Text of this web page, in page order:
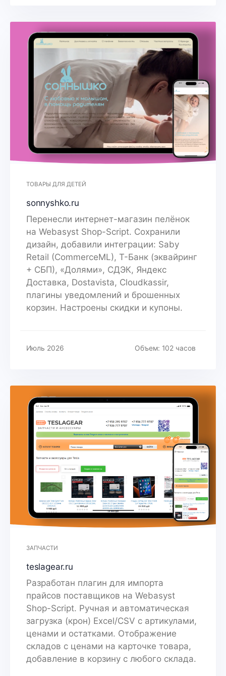
ТОВАРЫ ДЛЯ ДЕТЕЙ
sonnyshko.ru
Перенесли интернет-магазин пелёнок
на Webasyst Shop-Script. Сохранили
дизайн, добавили интеграции: Saby
Retail (CommerceML), Т-Банк (эквайринг
+ СБП), «Долями», СДЭК, Яндекс
Доставка, Dostavista, Cloudkassir,
плагины уведомлений и брошенных
корзин. Настроены скидки и купоны.
Июль 2026 Объем: 102 часов
ЗАПЧАСТИ
teslagear.ru
Разработан плагин для импорта
прайсов поставщиков на Webasyst
Shop-Script. Ручная и автоматическая
загрузка (крон) Excel/CSV с артикулами,
ценами и остатками. Отображение
складов с ценами на карточке товара,
добавление в корзину с любого склада.